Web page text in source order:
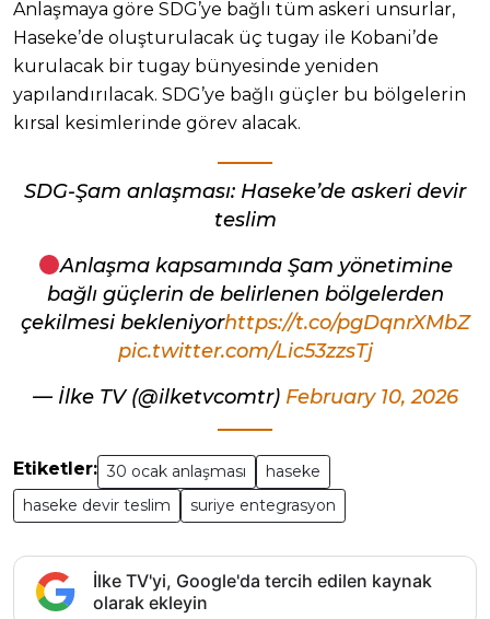
Anlaşmaya göre SDG’ye bağlı tüm askeri unsurlar,
Haseke’de oluşturulacak üç tugay ile Kobani’de
kurulacak bir tugay bünyesinde yeniden
yapılandırılacak. SDG’ye bağlı güçler bu bölgelerin
kırsal kesimlerinde görev alacak.
SDG-Şam anlaşması: Haseke’de askeri devir
teslim
Anlaşma kapsamında Şam yönetimine
bağlı güçlerin de belirlenen bölgelerden
çekilmesi bekleniyorhttps://t.co/pgDqnrXMbZ
pic.twitter.com/Lic53zzsTj
— İlke TV (@ilketvcomtr) February 10, 2026
Etiketler: 30 ocak anlaşması
haseke
haseke devir teslim
suriye entegrasyon
İlke TV'yi, Google'da tercih edilen kaynak
olarak ekleyin